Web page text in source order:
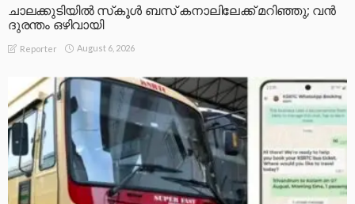
ചാലക്കുടിയിൽ സ്‌കൂൾ ബസ് കനാലിലേക്ക് മറിഞ്ഞു; വൻ
ദുരന്തം ഒഴിവായി
Reporter August 6, 2026